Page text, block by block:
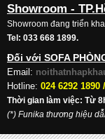
Showroom -
Showroom đang triển
Tel: 033 668 1899.
Đối với SOFA
Email:
Hotline: 024 6292 1890 /
Thời gian làm việc: Từ
(*) Funika thương hiệu